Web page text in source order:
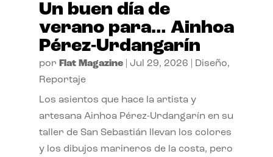
Un buen día de
verano para… Ainhoa
Pérez-Urdangarín
por Flat Magazine| Jul 29, 2026 Diseño,
Reportaje
Los asientos que hace la artista y
artesana Ainhoa Pérez-Urdangarín en su
taller de San Sebastián llevan los colores
y los dibujos marineros de la costa, pero